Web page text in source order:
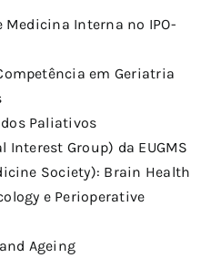
Interna no IPO-
em Geriatria
Paliativos
Interest Group) da EUGMS
Society): Brain Health
e Perioperative
Ageing